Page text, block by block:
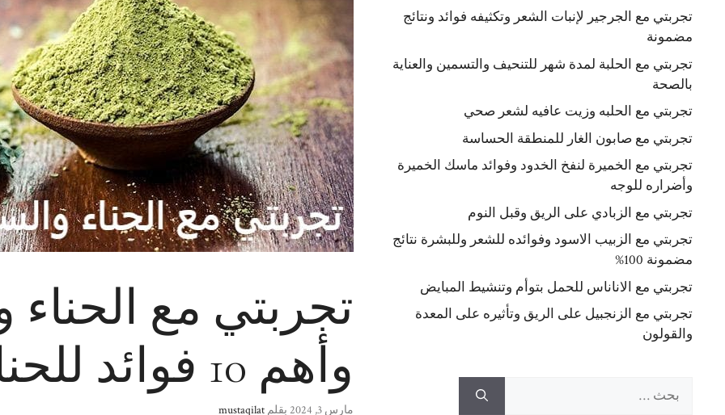
تجربتي مع
وأهم 10 فوائد للحناء والسدر
مارس 3, 2024 بقلمmustaqilat
تجربتي مع الجرجير لإنبات الشعر وتكثيفه فوائد ونتائج
مضمونة
تجربتي مع الحلبة لمدة شهر للتنحيف والتسمين والعناية
بالصحة
تجربتي مع الحلبه وزيت عافيه لشعر صحي
تجربتي مع صابون الغار للمنطقة الحساسة
تجربتي مع الخميرة لنفخ الخدود وفوائد ماسك الخميرة
وأضراره للوجه
تجربتي مع الزبادي على الريق وقبل النوم
تجربتي مع الزبيب الاسود وفوائده للشعر وللبشرة نتائج
مضمونة 100%
تجربتي مع الاناناس للحمل بتوأم وتنشيط المبايض
تجربتي مع الزنجبيل على الريق وتأثيره على المعدة
والقولون
عن: